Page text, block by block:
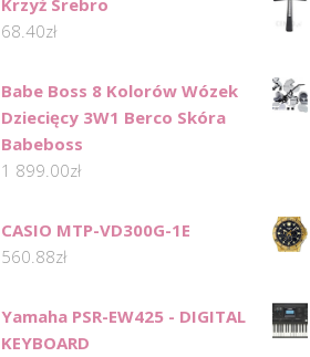
Krzyż Srebro
68.40zł
Babe Boss 8 Kolorów Wózek
Dziecięcy 3W1 Berco Skóra
Babeboss
1 899.00zł
CASIO MTP-VD300G-1E
560.88zł
‌Yamaha PSR-EW425 - DIGITAL
KEYBOARD